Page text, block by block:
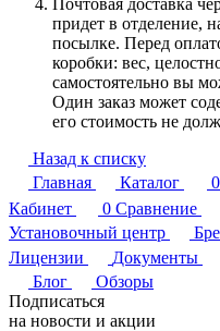
придет в отделение,
посылке. Перед
коробки: вес,
самостоятельно вы
Один заказ может
его стоимость не
Назад к списку
Главная
Каталог 0
Кабинет
0 Сравнение
Установочный центр
Лицензии
Документы
Блог
Обзоры
Подписаться
на новости и акции